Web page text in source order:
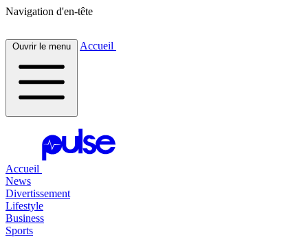
Navigation d'en-tête
Ouvrir le menu Accueil
Accueil
News
Divertissement
Lifestyle
Business
Sports